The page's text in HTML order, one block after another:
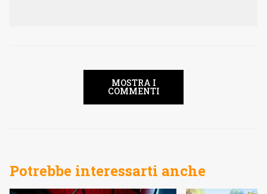
MOSTRA I
COMMENTI
Potrebbe interessarti anche